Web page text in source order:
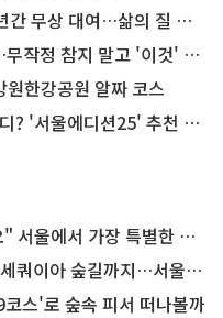
상 대여…삶의 질 높인다
참지 말고 '이것' 해보세요!
한강공원 알짜 코스
서울에디션25' 추천 코스
가장 특별한 편의점의 정체
숲길까지…서울둘레길 15코스
스'로 숲속 피서 떠나볼까